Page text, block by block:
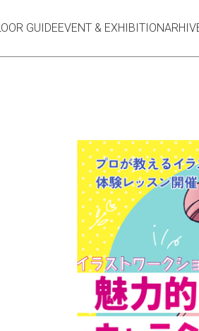
GUIDEEVENT & EXHIBITION